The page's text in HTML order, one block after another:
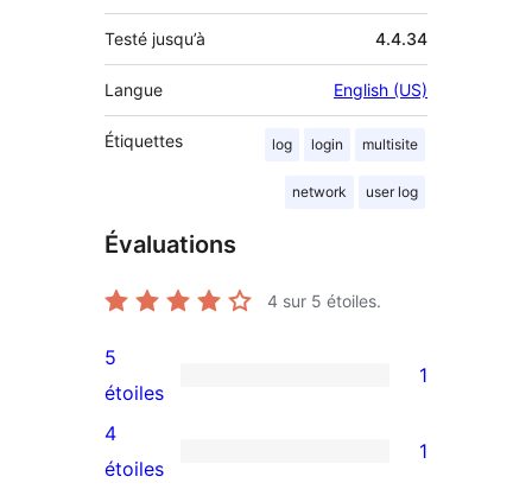
Testé jusqu’à 4.4.34
Langue English (US)
Étiquettes log login multisite
network user log
Évaluations
4 sur 5 étoiles.
1
avis
à
5
étoiles
1
1
4
étoiles
1